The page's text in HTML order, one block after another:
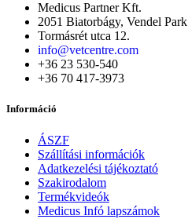
Medicus Partner Kft.
2051 Biatorbágy, Vendel Park
Tormásrét utca 12.
info@vetcentre.com
+36 23 530-540
+36 70 417-3973
Információ
ÁSZF
Szállítási információk
Adatkezelési tájékoztató
Szakirodalom
Termékvideók
Medicus Infó lapszámok